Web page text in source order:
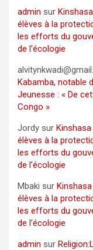
admin sur
élèves à la
les efforts du
de l’écologie
Kabamba, notable
Jeunesse : « De
Congo »
Jordy sur
élèves à la
les efforts du
de l’écologie
Mbaki sur
élèves à la
les efforts du
de l’écologie
admin sur